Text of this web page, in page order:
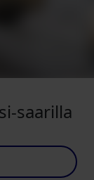
saarilla